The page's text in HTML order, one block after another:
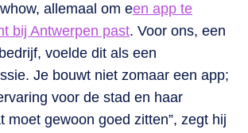
allemaal om een app te
bij Antwerpen past. Voor ons, een
voelde dit als een
Je bouwt niet zomaar een app;
voor de stad en haar
moet gewoon goed zitten”, zegt hij